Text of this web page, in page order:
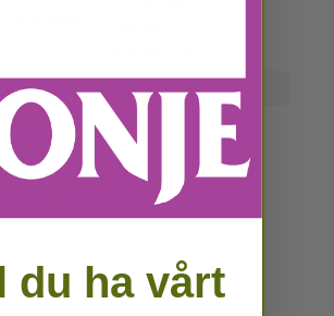
Kjøp
du ha vårt